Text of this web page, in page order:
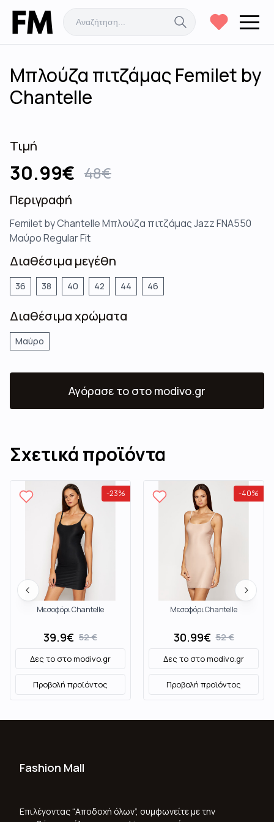
Επιλέγοντας “Αποδοχή όλων”, συμφωνείτε με την
Μπλούζα πιτζάμας Femilet by
Chantelle
Τιμή
30.99€ 48€
Περιγραφή
Femilet by Chantelle Μπλούζα πιτζάμας Jazz FNA550
Μαύρο Regular Fit
Διαθέσιμα μεγέθη
36 38 40 42 44 46
Διαθέσιμα χρώματα
Μαύρο
Αγόρασε το στο modivo.gr
Σχετικά προϊόντα
-23%
Μεσοφόρι Chantelle
39.9€ 52€
Δες το στοmodivo.gr
Προβολή προϊόντος
-40%
Μεσοφόρι Chantelle
30.99€ 52€
Δες το στοmodivo.gr
Προβολή προϊόντος
Fashion Mall
Όροι Χρήσης & Προϋποθέσεις